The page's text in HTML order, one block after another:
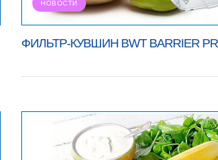
НОВОСТИ
ФИЛЬТР-КУВШИН BWT BARRIER